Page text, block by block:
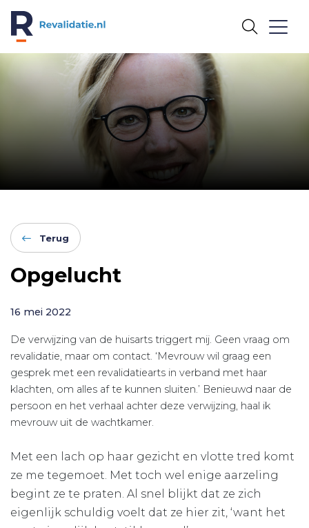
REVALIDATIE.NL
Terug
Opgelucht
16 mei 2022
De verwijzing van de huisarts triggert mij. Geen vraag om
revalidatie, maar om contact. ‘Mevrouw wil graag een
gesprek met een revalidatiearts in verband met haar
klachten, om alles af te kunnen sluiten.’ Benieuwd naar de
persoon en het verhaal achter deze verwijzing, haal ik
mevrouw uit de wachtkamer.
Met een lach op haar gezicht en vlotte tred komt
ze me tegemoet. Met toch wel enige aarzeling
begint ze te praten. Al snel blijkt dat ze zich
eigenlijk schuldig voelt dat ze hier zit, ‘want het